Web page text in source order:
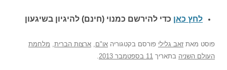
לחץ כאן כדי להירשם כ מנוי (חינם) להיגיון בשיגעון
פוסטמאתזאב גליליפורסם בקטגוריהאו"ם, ארצות הברית, מלחמת
העולם השניהבתאריך11 בספטמבר 2013 .